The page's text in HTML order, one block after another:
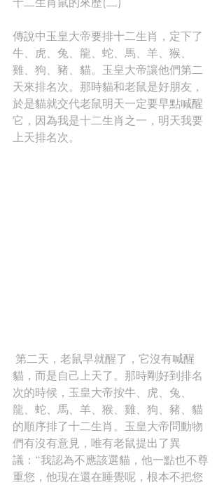
傳說中玉皇大帝要排十二生肖，定下了
牛、虎、兔、龍、蛇、馬、羊、猴、
雞、狗、豬、貓。玉皇大帝讓他們第二
天來排名次。那時貓和老鼠是好朋友，
於是貓就交代老鼠明天一定要早點喊醒
它，因為我是十二生肖之一，明天我要
上天排名次。
貓，而是自己上天了。那時剛好到排名
次的時候，玉皇大帝按牛、虎、兔、
龍、蛇、馬、羊、猴、雞、狗、豬、貓
的順序排了十二生肖。玉皇大帝問動物
們有沒有意見，唯有老鼠提出了異
議：“我認為不應該選貓，他一點也不尊
重您，他現在還在睡覺呢，根本不把您